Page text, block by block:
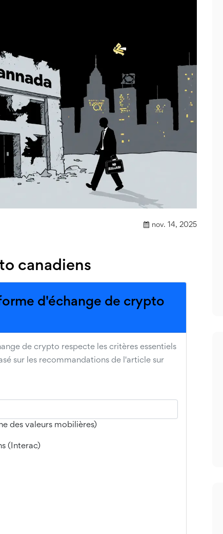
nov. 14, 2025
canadiens
d'échange de crypto
de crypto respecte les critères essentiels
sur les recommandations de l'article sur
des valeurs mobilières)
(Interac)